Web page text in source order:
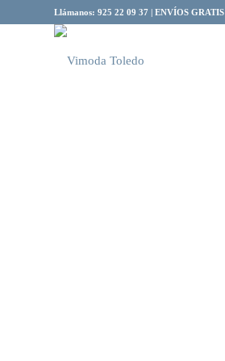
Llámanos: 925 22 09 37 | ENVÍOS GRATIS